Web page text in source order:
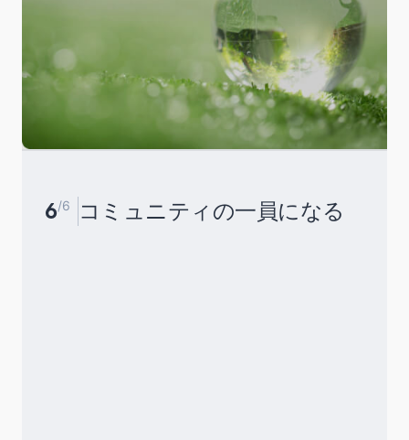
6/6 コミュニティの一員になる